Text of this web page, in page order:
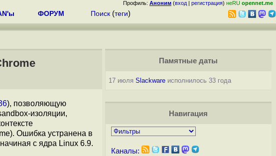
Профиль: Аноним (вход | регистрация) неRU opennet.me
ФОРУМ Поиск (теги)
), позволяющую
изоляции,
Ошибка устранена в
с ядра Linux 6.9.
Памятные даты
17 июля Slackwareисполнилось 33 года
Навигация
Каналы: